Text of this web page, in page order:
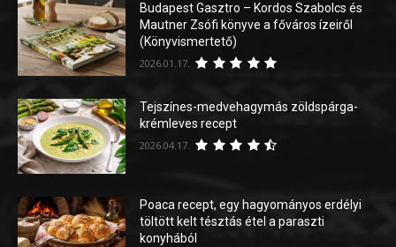
Budapest Gasztro – Kordos Szabolcs és
Mautner Zsófi könyve a főváros ízeiről
(Könyvismertető)
2026.01.17.
Tejszínes-medvehagymás zöldspárga-
krémleves recept
2026.04.17.
Poaca recept, egy hagyományos erdélyi
töltött kelt tésztás étel a paraszti
konyhából